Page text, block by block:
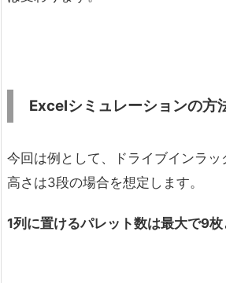
Excelシミュレーションの方
今回は例として、ドライブインラッ
高さは3段の場合を想定します。
1列に置けるパレット数は最大で9枚